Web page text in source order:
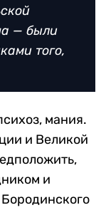
— были
того,
мания.
и Великой
и